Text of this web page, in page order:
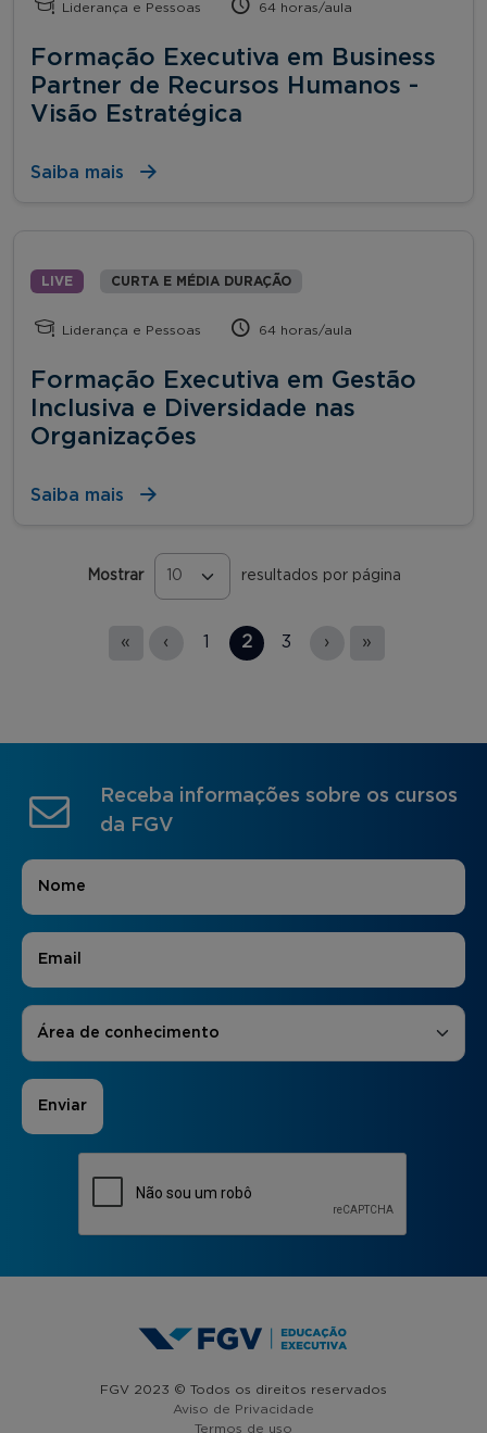
Liderança e Pessoas 64 horas/aula
Formação Executiva em Business
Partner de Recursos Humanos -
Visão Estratégica
Saiba mais
LIVE CURTA E MÉDIA DURAÇÃO
Liderança e Pessoas 64 horas/aula
Formação Executiva em Gestão
Inclusiva e Diversidade nas
Organizações
Saiba mais
Mostrar resultados por página
« ‹ 1 2 3 › »
Receba informações sobre os cursos
da FGV
Nome
E-mail
Áreas de Interesse
Área de conhecimento
FGV 2023 © Todos os direitos reservados
Aviso de Privacidade
Termos de uso